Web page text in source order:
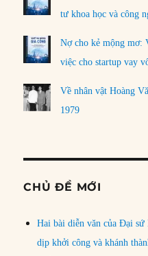
tư khoa học và công
Nợ cho kẻ mộng mơ:
việc cho startup vay
Về nhân vật Hoàng
1979
CHỦ ĐỀ MỚI
Hai bài diễn văn của Đại
dịp khởi công và khánh